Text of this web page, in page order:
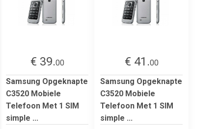
€ 39.00
Samsung Opgeknapte
C3520 Mobiele
Telefoon Met 1 SIM
simple ...
€ 41.00
Samsung Opgeknapte
C3520 Mobiele
Telefoon Met 1 SIM
simple ...